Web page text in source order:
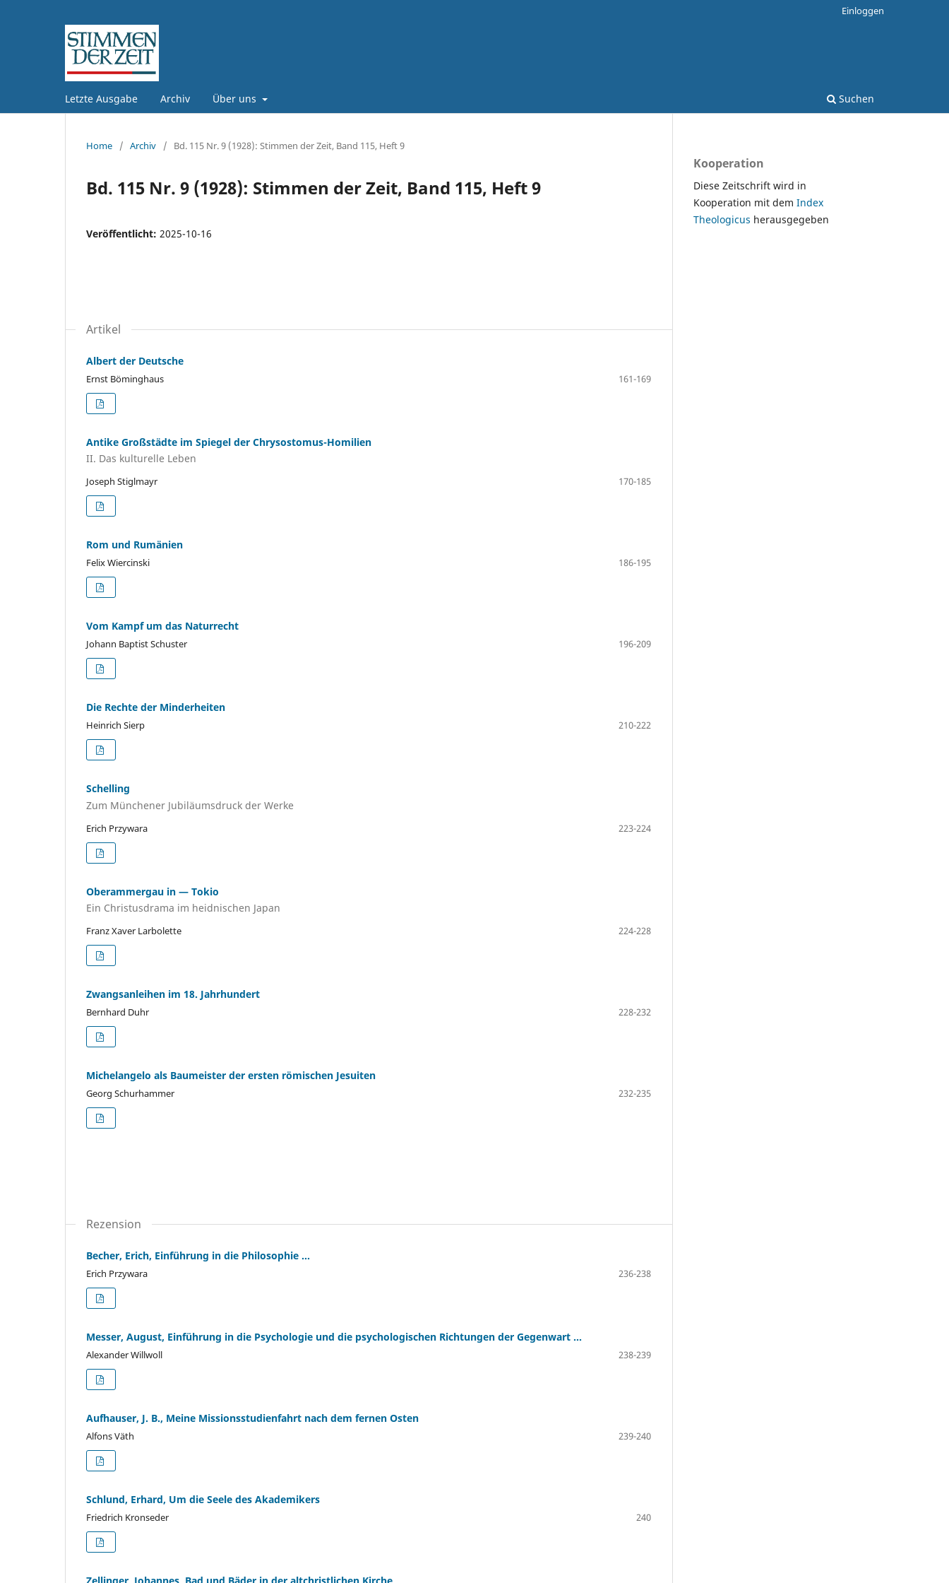
Letzte Ausgabe Archiv Über uns Suchen
Einloggen
Home / Archiv / Bd. 115 Nr. 9 (1928): Stimmen der Zeit, Band 115, Heft 9
Bd. 115 Nr. 9 (1928): Stimmen der Zeit, Band 115, Heft 9
Veröffentlicht: 2025-10-16
Artikel
Albert der Deutsche
Ernst Böminghaus 161-169
Antike Großstädte im Spiegel der Chrysostomus-Homilien
II. Das kulturelle Leben
Joseph Stiglmayr 170-185
Rom und Rumänien
Felix Wiercinski 186-195
Vom Kampf um das Naturrecht
Johann Baptist Schuster 196-209
Die Rechte der Minderheiten
Heinrich Sierp 210-222
Schelling
Zum Münchener Jubiläumsdruck der Werke
Erich Przywara 223-224
Oberammergau in — Tokio
Ein Christusdrama im heidnischen Japan
Franz Xaver Larbolette 224-228
Zwangsanleihen im 18. Jahrhundert
Bernhard Duhr 228-232
Michelangelo als Baumeister der ersten römischen Jesuiten
Georg Schurhammer 232-235
Rezension
Becher, Erich, Einführung in die Philosophie ...
Erich Przywara 236-238
Messer, August, Einführung in die Psychologie und die psychologischen Richtungen der Gegenwart ...
Alexander Willwoll 238-239
Aufhauser, J. B., Meine Missionsstudienfahrt nach dem fernen Osten
Alfons Väth 239-240
Schlund, Erhard, Um die Seele des Akademikers
Friedrich Kronseder 240
Kooperation
Diese Zeitschrift wird in
Kooperation mit dem Index
Theologicus herausgegeben